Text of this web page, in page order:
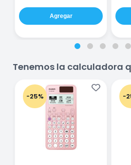
Agregar
Tenemos la calculadora
-25% -